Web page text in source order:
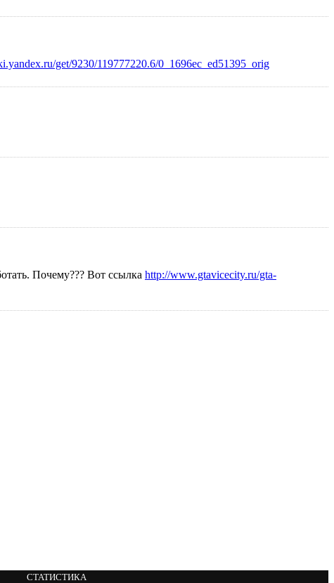
get/9230/119777220.6/0_1696ec_ed51395_orig
Почему??? Вот ссылка http://www.gtavicecity.ru/gta-
СТАТИСТИКА